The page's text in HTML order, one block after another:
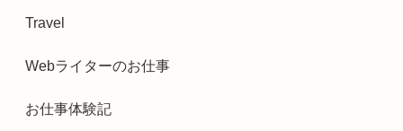
Travel
Webライターのお仕事
お仕事体験記